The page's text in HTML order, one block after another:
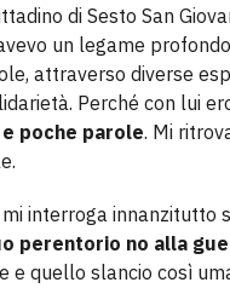
di Sesto San
un legame
attraverso diverse
Perché con lui
poche parole. Mi
interroga innanzitutto
perentorio no alla
e quello slancio così